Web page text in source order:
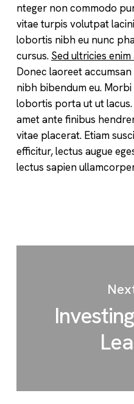
nteger non commodo
vitae turpis volutpat
lobortis nibh eu nunc
cursus. Sed ultricies
Donec laoreet
nibh bibendum eu.
lobortis porta ut ut
amet ante finibus
vitae placerat. Etiam
efficitur, lectus augue
lectus sapien